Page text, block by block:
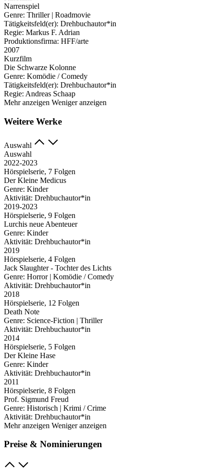
Narrenspiel
Genre: Thriller | Roadmovie
Tätigkeitsfeld(er): Drehbuchautor*in
Regie: Markus F. Adrian
Produktionsfirma: HFF/arte
2007
Kurzfilm
Die Schwarze Kolonne
Genre: Komödie / Comedy
Tätigkeitsfeld(er): Drehbuchautor*in
Regie: Andreas Schaap
Mehr anzeigen Weniger anzeigen
Weitere Werke
Auswahl
Auswahl
2022-2023
Hörspielserie, 7 Folgen
Der Kleine Medicus
Genre: Kinder
Aktivität: Drehbuchautor*in
2019-2023
Hörspielserie, 9 Folgen
Lurchis neue Abenteuer
Genre: Kinder
Aktivität: Drehbuchautor*in
2019
Hörspielserie, 4 Folgen
Jack Slaughter - Tochter des Lichts
Genre: Horror | Komödie / Comedy
Aktivität: Drehbuchautor*in
2018
Hörspielserie, 12 Folgen
Death Note
Genre: Science-Fiction | Thriller
Aktivität: Drehbuchautor*in
2014
Hörspielserie, 5 Folgen
Der Kleine Hase
Genre: Kinder
Aktivität: Drehbuchautor*in
2011
Hörspielserie, 8 Folgen
Prof. Sigmund Freud
Genre: Historisch | Krimi / Crime
Aktivität: Drehbuchautor*in
Mehr anzeigen Weniger anzeigen
Preise & Nominierungen